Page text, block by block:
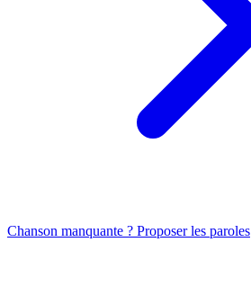
Chanson manquante ? Proposer les paroles